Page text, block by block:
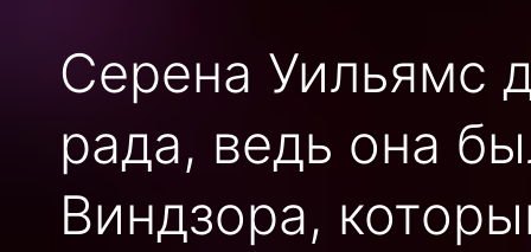
Серена Уильямс
рада, ведь она
Виндзора,